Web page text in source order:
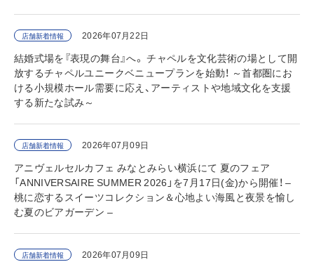
店舗新着情報 2026年07月22日
結婚式場を『表現の舞台』へ。 チャペルを文化芸術の場として開
放するチャペルユニークベニュープランを始動！ ～首都圏にお
ける小規模ホール需要に応え、アーティストや地域文化を支援
する新たな試み～
店舗新着情報 2026年07月09日
アニヴェルセルカフェ みなとみらい横浜にて 夏のフェア
「ANNIVERSAIRE SUMMER 2026」を7月17日(金)から開催！ –
桃に恋するスイーツコレクション＆心地よい海風と夜景を愉し
む夏のビアガーデン –
店舗新着情報 2026年07月09日